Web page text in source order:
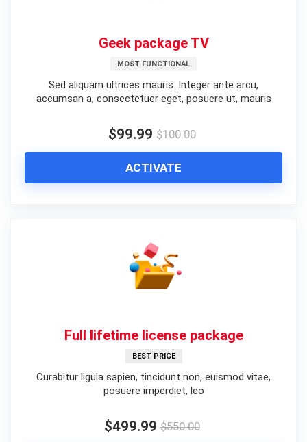
Geek package TV
MOST FUNCTIONAL
Sed aliquam ultrices mauris. Integer ante arcu,
accumsan a, consectetuer eget, posuere ut, mauris
$99.99 $100.00
ACTIVATE
Full lifetime license package
BEST PRICE
Curabitur ligula sapien, tincidunt non, euismod vitae,
posuere imperdiet, leo
$499.99 $550.00